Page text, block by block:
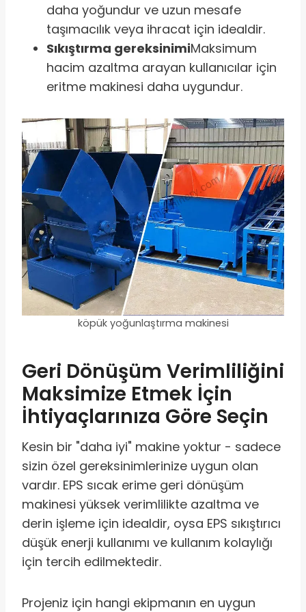
daha yoğundur ve uzun mesafe
taşımacılık veya ihracat için idealdir.
Sıkıştırma gereksinimiMaksimum
hacim azaltma arayan kullanıcılar için
eritme makinesi daha uygundur.
köpük yoğunlaştırma makinesi
Geri Dönüşüm Verimliliğini
Maksimize Etmek İçin
İhtiyaçlarınıza Göre Seçin
Kesin bir "daha iyi" makine yoktur - sadece
sizin özel gereksinimlerinize uygun olan
vardır. EPS sıcak erime geri dönüşüm
makinesi yüksek verimlilikte azaltma ve
derin işleme için idealdir, oysa EPS sıkıştırıcı
düşük enerji kullanımı ve kullanım kolaylığı
için tercih edilmektedir.
Projeniz için hangi ekipmanın en uygun